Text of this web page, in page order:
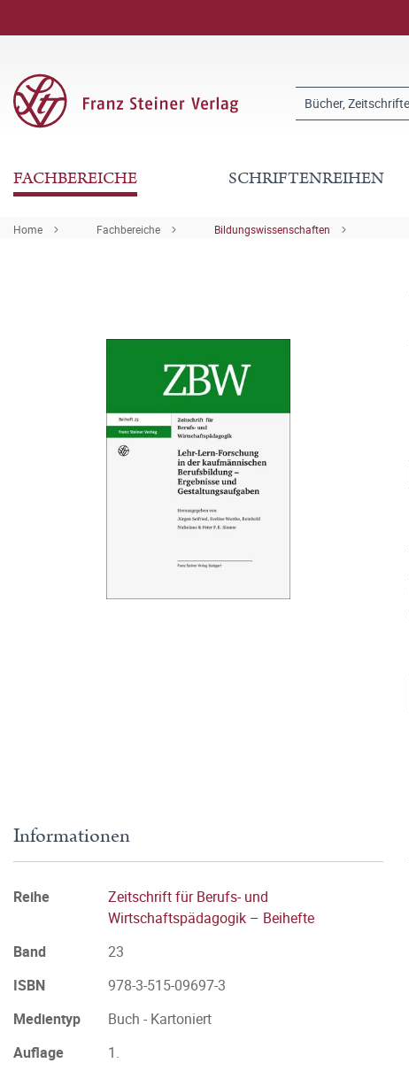
FACHBEREICHE SCHRIFTENREIHEN
Home Fachbereiche Bildungswissenschaften
Informationen
Reihe
Zeitschrift für Berufs- und
Wirtschaftspädagogik – Beihefte
Band
23
ISBN
978-3-515-09697-3
Medientyp
Buch - Kartoniert
Auflage
1.